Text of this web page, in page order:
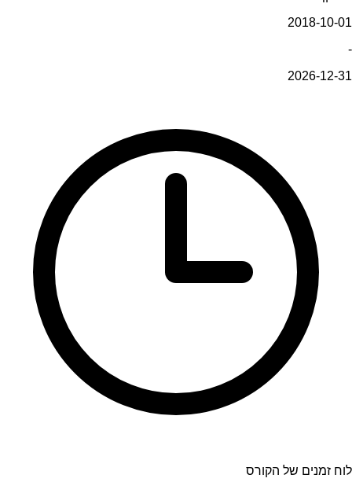
2018-10-01
-
2026-12-31
לוח זמנים של הקורס